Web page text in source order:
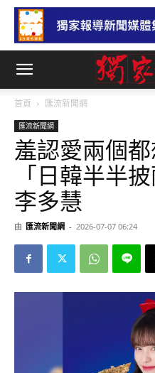
首頁 匯流新聞網
匯流新聞網
羞認愛兩個
「日韓半半
李多慧
由 匯流新聞網 - 2026-07-07 06:24